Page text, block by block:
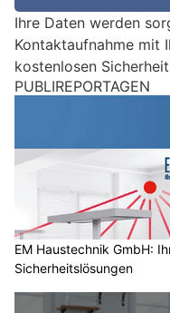
e
i
n
M
e
c
h
D
a
n
n
Ihre Daten werden
Kontaktaufnahme mit
kostenlosen
PUBLIREPORTAGEN
EM Haustechnik GmbH:
Sicherheitslösungen